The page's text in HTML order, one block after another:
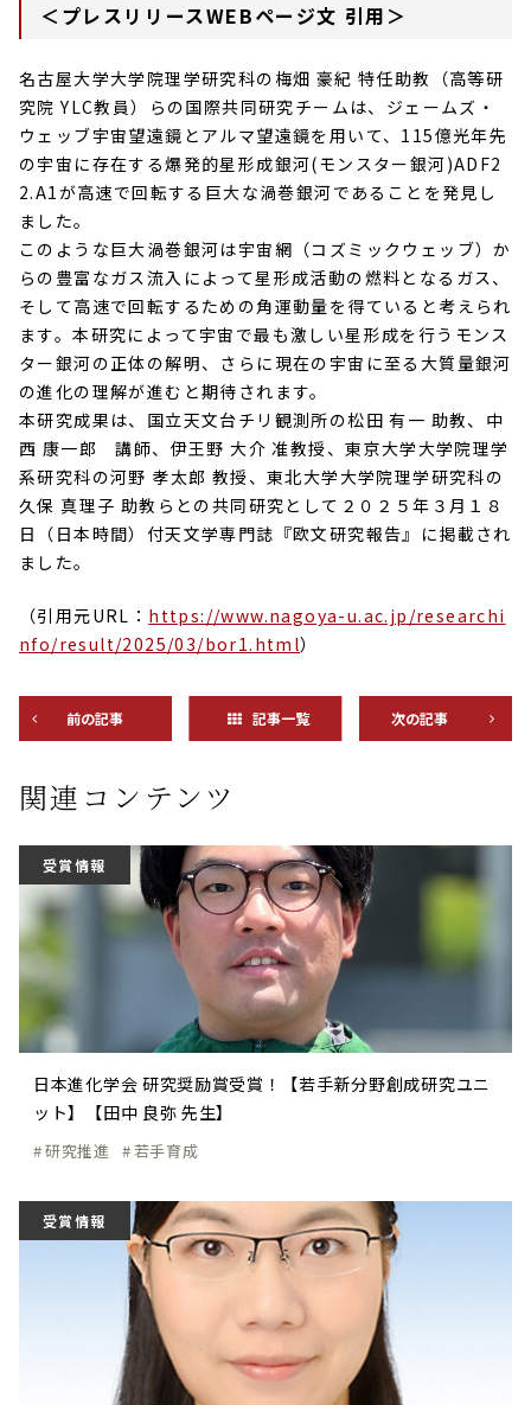
＜プレスリリースWEBページ文 引用＞
名古屋大学大学院理学研究科の梅畑 豪紀 特任助教（高等研
究院 YLC教員）らの国際共同研究チームは、 ジェームズ・
ウェッブ宇宙望遠鏡とアルマ望遠鏡を用いて、115億光年先
の宇宙に存在する爆発的星形成銀河(モンスター銀河)ADF2
2.A1が高速で回転する巨大な渦巻銀河であることを発見し
ました。
このような巨大渦巻銀河は宇宙網（コズミックウェッブ）か
らの豊富なガス流入によって星形成活動の燃料となるガス、
そして高速で回転するための角運動量を得ていると考えられ
ます。本研究によって宇宙で最も激しい星形成を行うモンス
ター銀河の正体の解明、さらに現在の宇宙に至る大質量銀河
の進化の理解が進むと期待されます。
本研究成果は、国立天文台チリ観測所の松田 有一 助教、中
西 康一郎 講師、伊王野 大介 准教授、東京大学大学院理学
系研究科の河野 孝太郎 教授、東北大学大学院理学研究科の
久保 真理子 助教らとの共同研究として２０２５年３月１８
日（日本時間）付天文学専門誌『欧文研究報告』に掲載され
ました。
（引用元URL： https://www.nagoya-u.ac.jp/researchi
nfo/result/2025/03/bor1.html）
前の記事 記事一覧 次の記事
関連コンテンツ
受賞情報
日本進化学会 研究奨励賞受賞！【若手新分野創成研究ユニ
ット】【田中 良弥 先生】
研究推進 若手育成
受賞情報